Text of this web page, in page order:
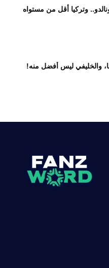
وتركيا أقل من مستواه
والخليفي ليس أفضل منه!